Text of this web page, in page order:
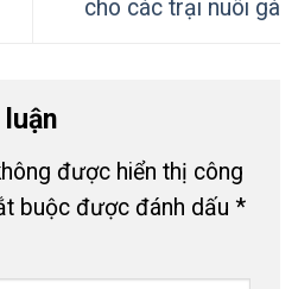
cho các trại nuôi gà
được hiển thị công
buộc được đánh dấu *